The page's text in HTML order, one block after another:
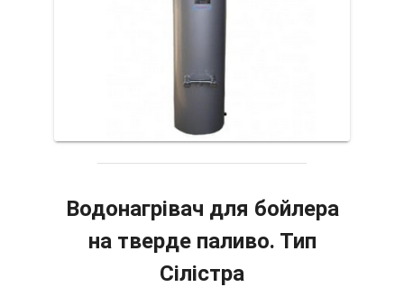
Водонагрівач для бойлера
на тверде паливо. Тип
Сілістра